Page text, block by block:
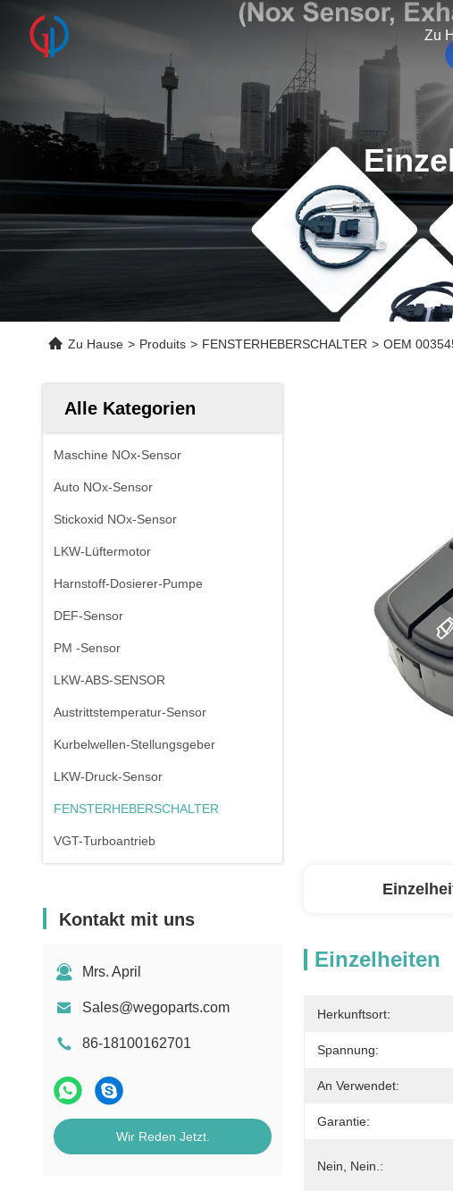
Zu
Zu Hause > Produits > FENSTERHEBERSCHALTER > OEM
Alle Kategorien
Maschine NOx-Sensor
Auto NOx-Sensor
Stickoxid NOx-Sensor
LKW-Lüftermotor
Harnstoff-Dosierer-Pumpe
DEF-Sensor
PM -Sensor
LKW-ABS-SENSOR
Austrittstemperatur-Sensor
Kurbelwellen-Stellungsgeber
LKW-Druck-Sensor
FENSTERHEBERSCHALTER
VGT-Turboantrieb
Kontakt mit uns
Mrs. April
Sales@wegoparts.com
86-18100162701
Wir Reden Jetzt.
Einzelheiten
Herkunftsort:
Spannung:
An Verwendet:
Garantie:
Nein, Nein.: